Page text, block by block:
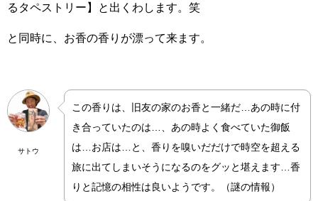
るタペストリー】と出くわします。笑
と同時に、お香の香りが漂って来ます。
サトウ
この香りは、旧友の家のお香と一緒だ…あの時に付
き合っていたのは…、あの時よく食べていた御飯
は…お店は…と、香りを嗅いだだけで時空を超える
旅に出てしまいそうになるのをグッと堪えます…香
りと記憶の相性は良いようです。（謎の情報）